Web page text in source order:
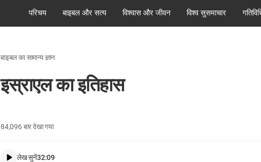
परिचय बाइबल और सत्य विश्वास और जीवन विश्व सुसमाचार
बाइबल का सामान्य ज्ञान
इस्राएल का इतिहास
84,096 बार देखा गया
लेख सुनें32:09